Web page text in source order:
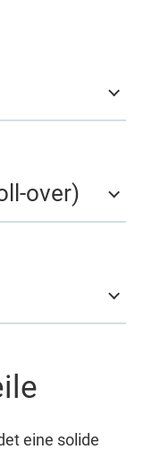
over)
eine solide